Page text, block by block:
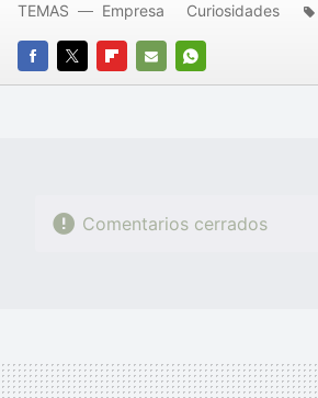
FACEBOOK
TWITTERFLIPBOARD
E-
WHATSAPP
TEMAS Empresa Curiosidades
Comentarios cerrados